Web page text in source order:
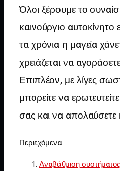
Όλοι ξέρουμε το
καινούργιο αυτοκίνητο
τα χρόνια η μαγεία
χρειάζεται να
Επιπλέον, με λίγες
μπορείτε να
σας και να απολαύσετε
Περιεχόμενα
Αναβάθμιση